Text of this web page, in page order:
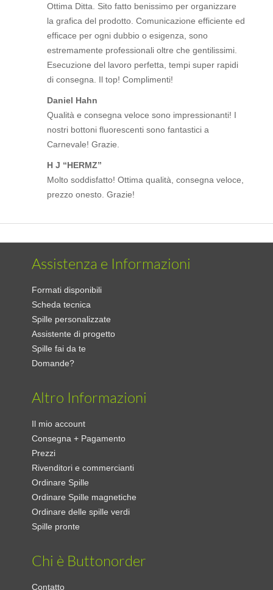
Ottima Ditta. Sito fatto benissimo per organizzare
la grafica del prodotto. Comunicazione efficiente ed
efficace per ogni dubbio o esigenza, sono
estremamente professionali oltre che gentilissimi.
Esecuzione del lavoro perfetta, tempi super rapidi
di consegna. Il top! Complimenti!
Daniel Hahn
Qualità e consegna veloce sono impressionanti! I
nostri bottoni fluorescenti sono fantastici a
Carnevale! Grazie.
H J “HERMZ”
Molto soddisfatto! Ottima qualità, consegna veloce,
prezzo onesto. Grazie!
Assistenza e Informazioni
Formati disponibili
Scheda tecnica
Spille personalizzate
Assistente di progetto
Spille fai da te
Domande?
Altro Informazioni
Il mio account
Consegna + Pagamento
Prezzi
Rivenditori e commercianti
Ordinare Spille
Ordinare Spille magnetiche
Ordinare delle spille verdi
Spille pronte
Chi è Buttonorder
Contatto